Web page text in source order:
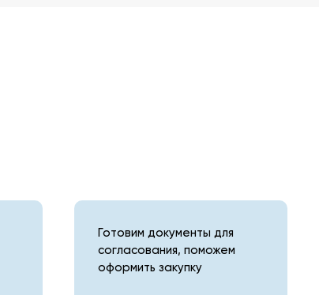
Готовим документы для
согласования, поможем
оформить закупку